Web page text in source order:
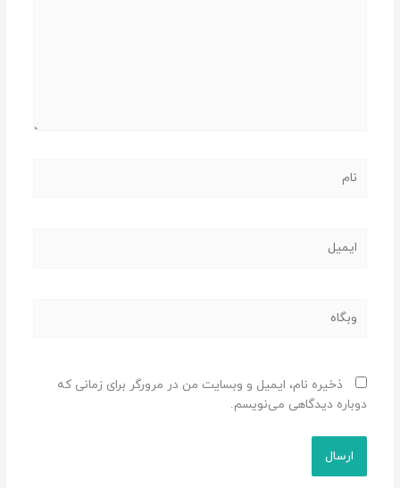
ذخیره نام، ایمیل و وبسایت من در مرورگر برای زمانی که
دوباره دیدگاهی می‌نویسم.